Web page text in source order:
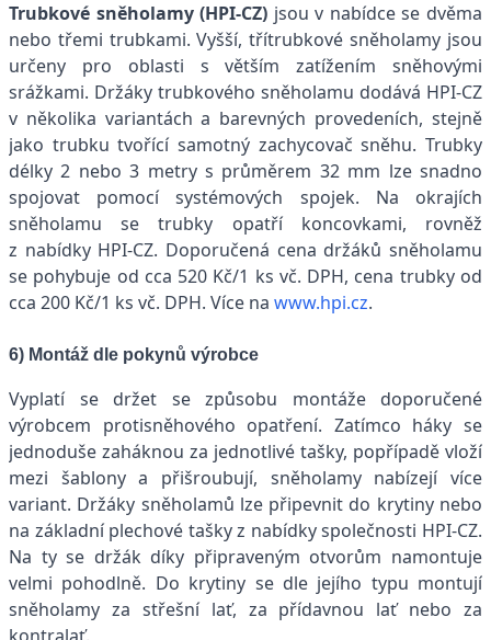
Trubkové sněholamy (HPI-CZ) jsou v nabídce se dvěma
nebo třemi trubkami. Vyšší, třítrubkové sněholamy jsou
určeny pro oblasti s větším zatížením sněhovými
srážkami. Držáky trubkového sněholamu dodává HPI-CZ
v několika variantách a barevných provedeních, stejně
jako trubku tvořící samotný zachycovač sněhu. Trubky
délky 2 nebo 3 metry s průměrem 32 mm lze snadno
spojovat pomocí systémových spojek. Na okrajích
sněholamu se trubky opatří koncovkami, rovněž
z nabídky HPI-CZ. Doporučená cena držáků sněholamu
se pohybuje od cca 520 Kč/1 ks vč. DPH, cena trubky od
cca 200 Kč/1 ks vč. DPH. Více na www.hpi.cz.
6) Montáž dle pokynů výrobce
Vyplatí se držet se způsobu montáže doporučené
výrobcem protisněhového opatření. Zatímco háky se
jednoduše zaháknou za jednotlivé tašky, popřípadě vloží
mezi šablony a přišroubují, sněholamy nabízejí více
variant. Držáky sněholamů lze připevnit do krytiny nebo
na základní plechové tašky z nabídky společnosti HPI-CZ.
Na ty se držák díky připraveným otvorům namontuje
velmi pohodlně. Do krytiny se dle jejího typu montují
sněholamy za střešní lať, za přídavnou lať nebo za